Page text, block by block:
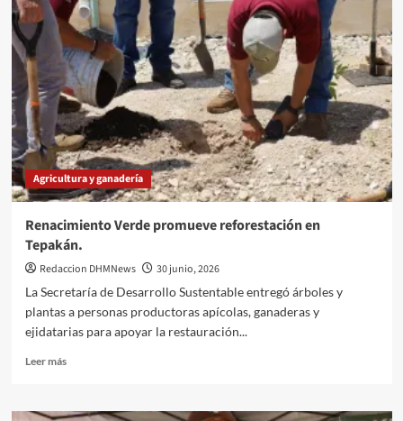
fase
del
plan
contra
el
gusano
barrenador
en
Yucatán
Agricultura y ganadería
Renacimiento Verde promueve reforestación en
Tepakán.
Redaccion DHMNews
30 junio, 2026
La Secretaría de Desarrollo Sustentable entregó árboles y
plantas a personas productoras apícolas, ganaderas y
ejidatarias para apoyar la restauración...
Leer másLeer
Renacimiento